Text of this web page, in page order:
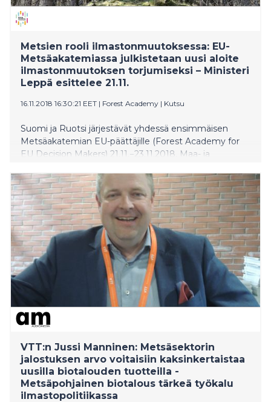
Metsien rooli ilmastonmuutoksessa: EU-
Metsäakatemiassa julkistetaan uusi aloite
ilmastonmuutoksen torjumiseksi – Ministeri
Leppä esittelee 21.11.
16.11.2018 16:30:21 EET | Forest Academy | Kutsu
Suomi ja Ruotsi järjestävät yhdessä ensimmäisen
Metsäakatemian EU-päättäjille (Forest Academy for
EU Decision Makers) 21.11.−23.11.2018. Maa- ja
kollegansa Sven-Erik Bucht kertovat
metsäbiotaloudesta ja metsien merkityksestä
ilmastonmuutoksen torjumisessa heti
Metsäakatemian aluksi, keskiviikkoiltana 21.
marraskuuta Asikkalassa pidettävässä
lehdistötilaisuudessa.
VTT:n Jussi Manninen: Metsäsektorin
jalostuksen arvo voitaisiin kaksinkertaistaa
uusilla biotalouden tuotteilla -
Metsäpohjainen biotalous tärkeä työkalu
ilmastopolitiikassa